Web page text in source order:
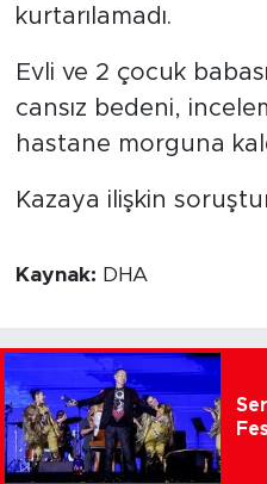
kurtarılamadı.
Evli ve 2 çocuk
cansız bedeni,
hastane morguna
Kazaya ilişkin
Kaynak: DHA